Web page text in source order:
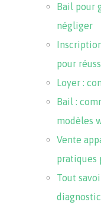
Bail pour
négliger
pour
Loyer :
Bail :
modèles
Vente
pratiques
Tout